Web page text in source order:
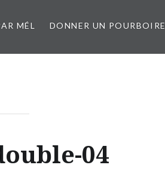
MÉL DONNER UN POURBOIRE
04